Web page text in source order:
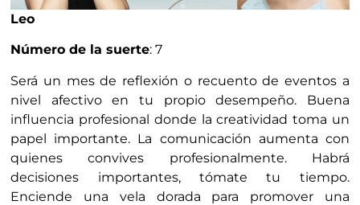
Leo
Número de la suerte: 7
Será un mes de reflexión o recuento de eventos a
nivel afectivo en tu propio desempeño. Buena
influencia profesional donde la creatividad toma un
papel importante. La comunicación aumenta con
quienes convives profesionalmente. Habrá
decisiones importantes, tómate tu tiempo.
Enciende una vela dorada para promover una